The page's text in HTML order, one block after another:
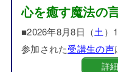
心を癒す魔法の
■2026年8月8日（土 ）
参加された受講生の声
詳